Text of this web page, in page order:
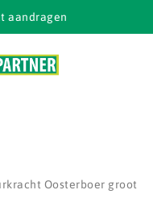
aandragen
Oosterboer groot